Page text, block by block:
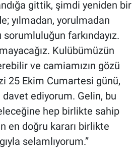
gittik, şimdi yeniden bir
yılmadan, yorulmadan
farkındayız.
Kulübümüzün
ve camiamızın gözü
25 Ekim Cumartesi günü,
ediyorum. Gelin, bu
hep birlikte sahip
en doğru kararı birlikte
selamlıyorum.”